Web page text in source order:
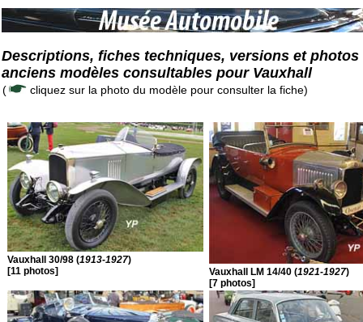
Descriptions, fiches techniques, versions et photos
anciens modèles consultables pour Vauxhall
( cliquez sur la photo du modèle pour consulter la fiche)
Vauxhall 30/98 (1913-1927)
[11 photos]
Vauxhall LM 14/40 (1921-1927)
[7 photos]